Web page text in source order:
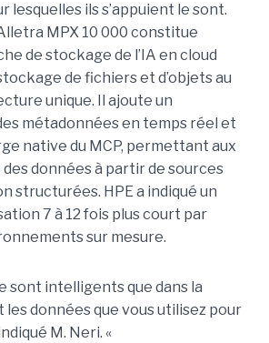
lesquelles ils s’appuient le sont.
MPX 10 000 constitue
de stockage de l’IA en cloud
de fichiers et d’objets au
unique. Il ajoute un
métadonnées en temps réel et
native du MCP, permettant aux
données à partir de sources
structurées. HPE a indiqué un
7 à 12 fois plus court par
sur mesure.
sont intelligents que dans la
les données que vous utilisez pour
M. Neri. «